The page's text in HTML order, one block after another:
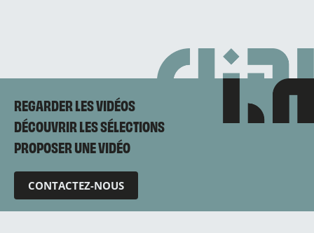
REGARDER LES VIDÉOS
DÉCOUVRIR LES SÉLECTIONS
PROPOSER UNE VIDÉO
CONTACTEZ-NOUS